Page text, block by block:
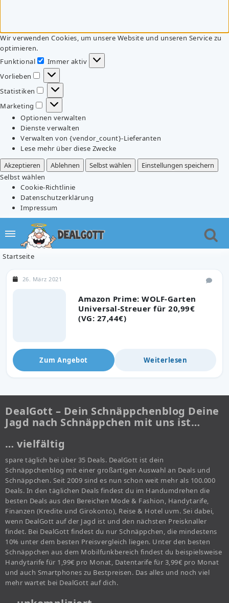
Wir verwenden Cookies, um unsere Website und unseren Service zu
optimieren.
Funktional
Funktional
Immer aktiv
Vorlieben
Vorlieben
Statistiken
Statistiken
Marketing
Marketing
Optionen verwalten
Dienste verwalten
Verwalten von {vendor_count}-Lieferanten
Lese mehr über diese Zwecke
Akzeptieren
Ablehnen Selbst wählen
Einstellungen speichern
Selbst wählen
Cookie-Richtlinie
Datenschutzerklärung
Impressum
Startseite
Amazon Prime: WOLF-Garten
Universal-Streuer für 20,99€
(VG: 27,44€)
26. März 2021
Zum Angebot Weiterlesen
DealGott – Dein Schnäppchenblog Deine
Jagd nach Schnäppchen mit uns ist…
… vielfältig
spare täglich bei über 35 Deals. DealGott ist dein
Schnäppchenblog mit einer großartigen Auswahl an Deals und
Schnäppchen. Seit 2009 sind es nun schon weit mehr als 100.000
Deals. In den täglichen Deals findest du im Handumdrehen die
besten Deals aus den Bereichen Mode & Fashion, Handytarife,
Finanzen (Kredite und Girokonto), Reise & Hotel uvm. Sei dabei,
wenn DealGott auf der Jagd ist und den nächsten Preisknaller
findet. Bei DealGott findest du nur Schnäppchen, die mindestens
10% unter dem besten Preisvergleich liegen. Unter den besten
Schnäppchen aus dem Mobilfunkbereich findest du beispielsweise
Handytarife für 1,99€ pro Monat, Datentarife für 3,99€ pro Monat
und auch Smartphones zu Bestpreisen. Das alles und noch viel
mehr wartet bei DealGott auf dich.